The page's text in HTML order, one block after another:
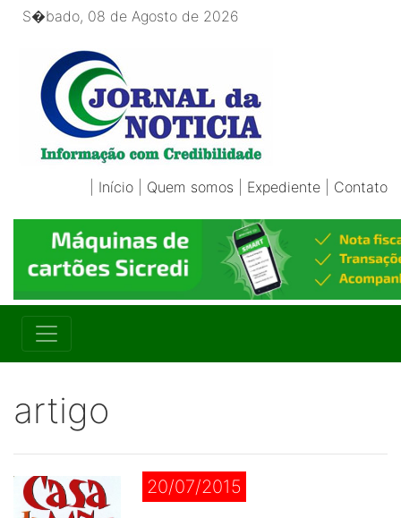
S�bado, 08 de Agosto de 2026
Início Quem somos Expediente Contato
artigo
20/07/2015